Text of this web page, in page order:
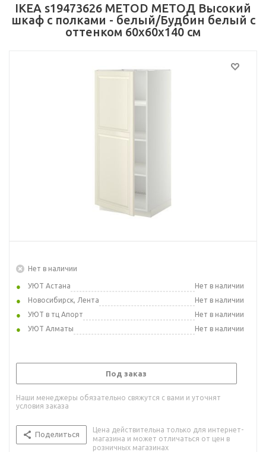
IKEA s19473626 METOD МЕТОД Высокий
шкаф с полками - белый/Будбин белый с
оттенком 60x60x140 см
Нет в наличии
УЮТ Астана
Нет в наличии
Новосибирск, Лента
Нет в наличии
УЮТ в тц Апорт
Нет в наличии
УЮТ Алматы
Нет в наличии
Под заказ
Наши менеджеры обязательно свяжутся с вами и уточнят
условия заказа
Поделиться
Цена действительна только для интернет-
магазина и может отличаться от цен в
розничных магазинах